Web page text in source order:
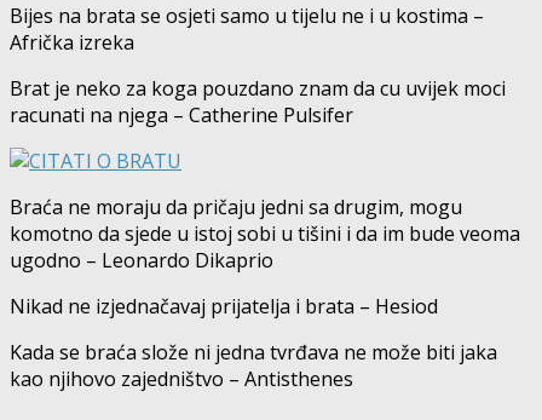
Bijes na brata se osjeti samo u tijelu ne i u kostima –
Afrička izreka
Brat je neko za koga pouzdano znam da cu uvijek moci
racunati na njega – Catherine Pulsifer
Braća ne moraju da pričaju jedni sa drugim, mogu
komotno da sjede u istoj sobi u tišini i da im bude veoma
ugodno – Leonardo Dikaprio
Nikad ne izjednačavaj prijatelja i brata – Hesiod
Kada se braća slože ni jedna tvrđava ne može biti jaka
kao njihovo zajedništvo – Antisthenes